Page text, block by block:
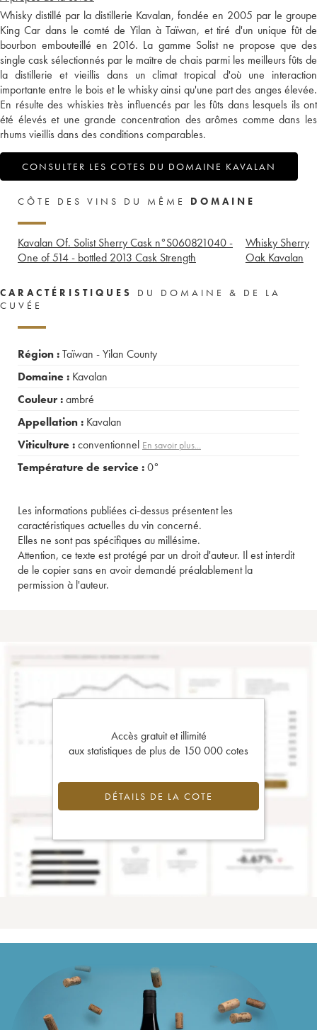
Whisky distillé par la distillerie Kavalan, fondée en 2005 par le groupe
King Car dans le comté de Yilan à Taïwan, et tiré d'un unique fût de
bourbon embouteillé en 2016. La gamme Solist ne propose que des
single cask sélectionnés par le maître de chais parmi les meilleurs fûts de
la distillerie et vieillis dans un climat tropical d'où une interaction
importante entre le bois et le whisky ainsi qu'une part des anges élevée.
En résulte des whiskies très influencés par les fûts dans lesquels ils ont
été élevés et une grande concentration des arômes comme dans les
rhums vieillis dans des conditions comparables.
CONSULTER LES COTES DU DOMAINE KAVALAN
CÔTE DES VINS DU MÊME DOMAINE
Kavalan Of. Solist Sherry Cask n°S060821040 -
One of 514 - bottled 2013 Cask Strength
Whisky Sherry
Oak Kavalan
CARACTÉRISTIQUES
DU DOMAINE & DE LA
CUVÉE
Région :Taïwan - Yilan County
Domaine : Kavalan
Couleur :ambré
Appellation : Kavalan
Viticulture :conventionnel En savoir plus...
Température de service :0°
Les informations publiées ci-dessus présentent les
caractéristiques actuelles du vin concerné.
Elles ne sont pas spécifiques au millésime.
Attention, ce texte est protégé par un droit d'auteur. Il est interdit
de le copier sans en avoir demandé préalablement la
permission à l'auteur.
Accès gratuit et illimité
aux statistiques de plus de 150 000 cotes
DÉTAILS DE LA COTE